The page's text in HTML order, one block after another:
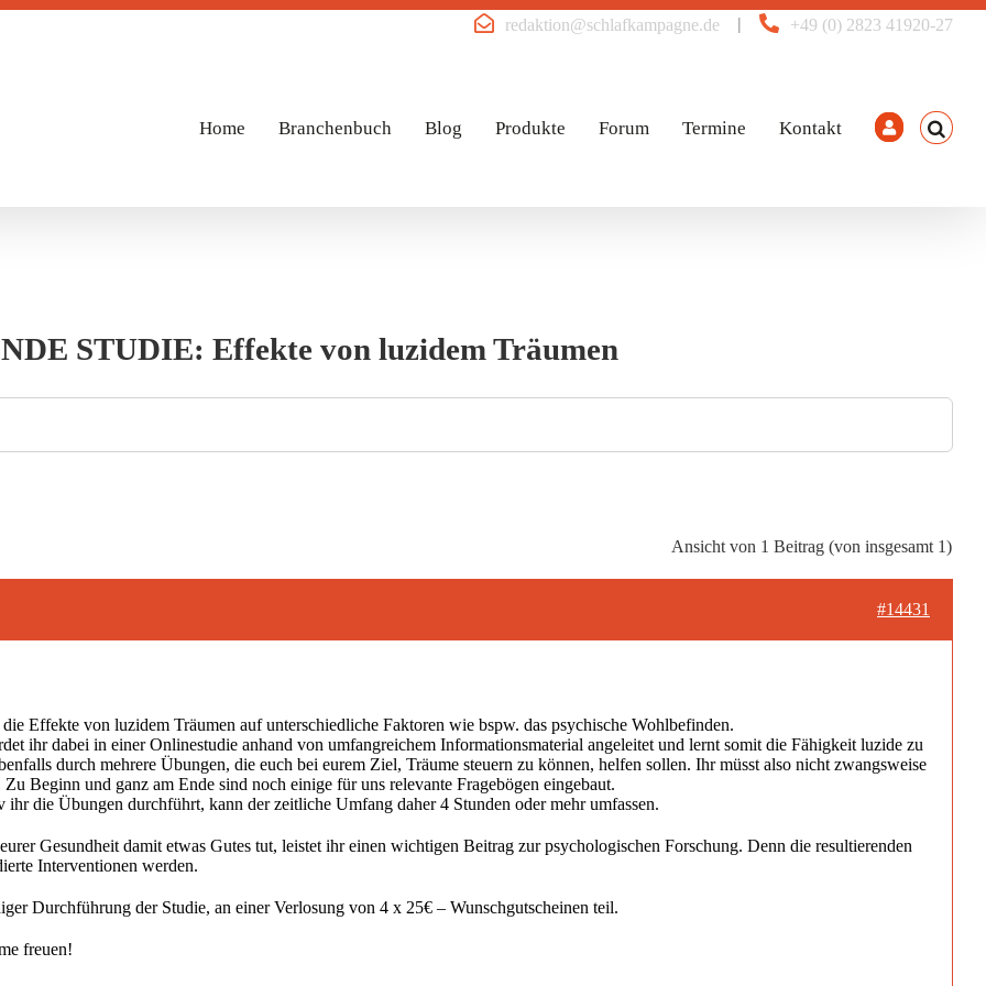
+49 (0) 2823 41920-27
|
redaktion@schlafkampagne.de
Home Branchenbuch Blog Produkte Forum Termine Kontakt
STUDIE: Effekte von luzidem Träumen
Ansicht von 1 Beitrag (von insgesamt 1)
#14431
die Effekte von luzidem Träumen auf unterschiedliche Faktoren wie bspw. das psychische Wohlbefinden.
ihr dabei in einer Onlinestudie anhand von umfangreichem Informationsmaterial angeleitet und lernt somit die Fähigkeit luzide zu
durch mehrere Übungen, die euch bei eurem Ziel, Träume steuern zu können, helfen sollen. Ihr müsst also nicht zwangsweise
Beginn und ganz am Ende sind noch einige für uns relevante Fragebögen eingebaut.
ihr die Übungen durchführt, kann der zeitliche Umfang daher 4 Stunden oder mehr umfassen.
Gesundheit damit etwas Gutes tut, leistet ihr einen wichtigen Beitrag zur psychologischen Forschung. Denn die resultierenden
Interventionen werden.
Durchführung der Studie, an einerVerlosung von 4 x 25€ – Wunschgutscheinen teil.
freuen!